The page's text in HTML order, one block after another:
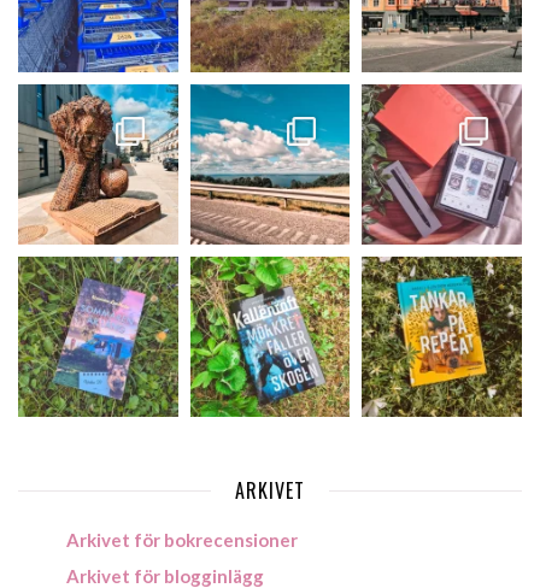
ARKIVET
Arkivet för bokrecensioner
Arkivet för blogginlägg